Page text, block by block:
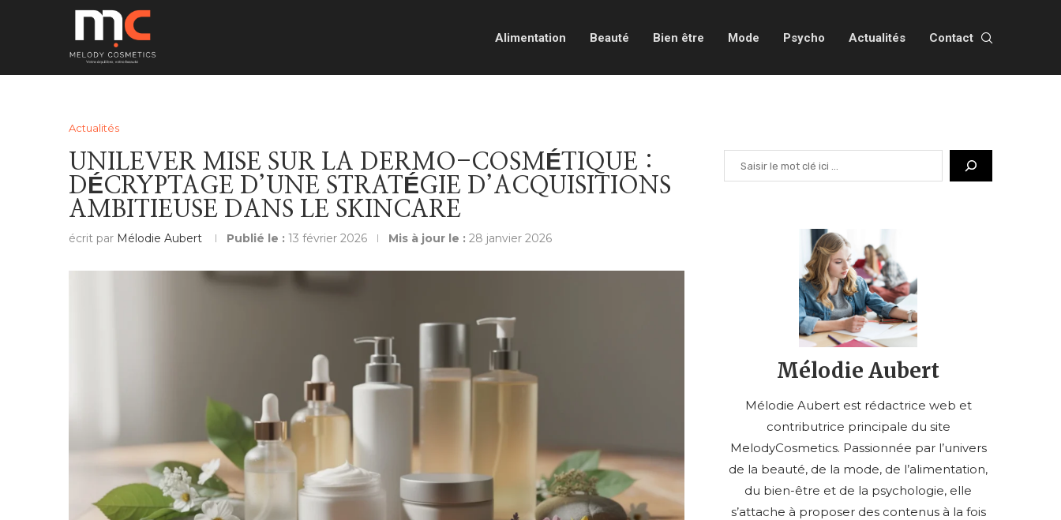
Alimentation Beauté Bien être Mode Psycho Actualités Contact
Actualités
UNILEVER MISE SUR LA DERMO-COSMÉTIQUE :
DÉCRYPTAGE D’UNE STRATÉGIE D’ACQUISITIONS
AMBITIEUSE DANS LE SKINCARE
écrit par Mélodie Aubert Publié le : 13 février 2026 Mis à jour le : 28 janvier 2026
Mélodie Aubert
Mélodie Aubert est rédactrice web et
contributrice principale du site
MelodyCosmetics. Passionnée par l’univers
de la beauté, de la mode, de l’alimentation,
du bien-être et de la psychologie, elle
s’attache à proposer des contenus à la fois